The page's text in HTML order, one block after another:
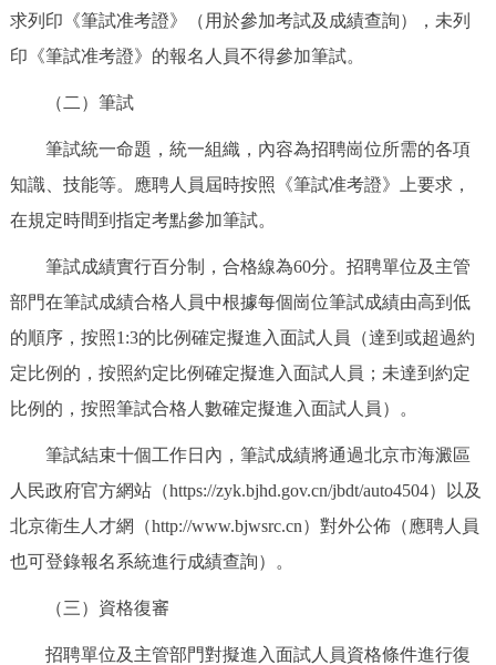
求列印《筆試准考證》（用於參加考試及成績查詢），未列
印《筆試准考證》的報名人員不得參加筆試。
（二）筆試
筆試統一命題，統一組織，內容為招聘崗位所需的各項
知識、技能等。應聘人員屆時按照《筆試准考證》上要求，
在規定時間到指定考點參加筆試。
筆試成績實行百分制，合格線為60分。招聘單位及主管
部門在筆試成績合格人員中根據每個崗位筆試成績由高到低
的順序，按照1:3的比例確定擬進入面試人員（達到或超過約
定比例的，按照約定比例確定擬進入面試人員；未達到約定
比例的，按照筆試合格人數確定擬進入面試人員）。
筆試結束十個工作日內，筆試成績將通過北京市海澱區
人民政府官方網站（https://zyk.bjhd.gov.cn/jbdt/auto4504）以及
北京衛生人才網（http://www.bjwsrc.cn）對外公佈（應聘人員
也可登錄報名系統進行成績查詢）。
（三）資格復審
招聘單位及主管部門對擬進入面試人員資格條件進行復